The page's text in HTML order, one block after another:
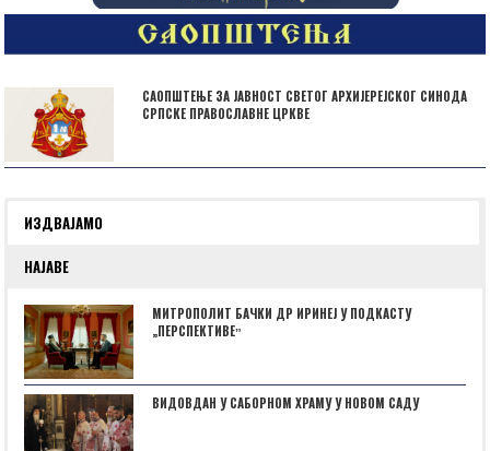
САОПШТЕЊЕ ЗА ЈАВНОСТ СВЕТОГ АРХИЈЕРЕЈСКОГ СИНОДА
СРПСКЕ ПРАВОСЛАВНЕ ЦРКВЕ
ИЗДВАЈАМО
НАЈАВЕ
МИТРОПОЛИТ БАЧКИ ДР ИРИНЕЈ У ПОДКАСТУ
„ПЕРСПЕКТИВЕˮ
ВИДОВДАН У САБОРНОМ ХРАМУ У НОВОМ САДУ